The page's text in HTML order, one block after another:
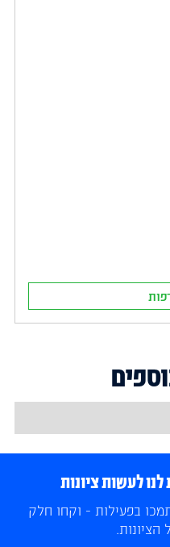
לעשות ציונות
בפעילות - וקחו חלק